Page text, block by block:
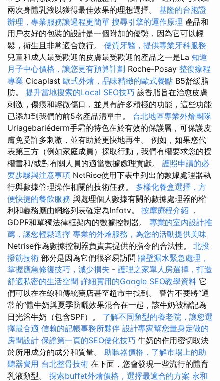
兩次身體乳液以獲得最佳效果的理想選擇。 基隆的台胞證
辦理，專業服務讓過程更簡單 搜尋引擎的運作原理 產品和
用戶友好的包裝的設計是一個附加的優勢，因為它可以輕
鬆，衛生且非常適合旅行。 優質牙醫，提供專業牙科服務
兒童和成人最受歡迎的皮膚最受歡迎的產品之一是La 知道
月子中心價格，讓您更有預算計劃 Roche-Posay 整復療程
專業 Cicaplast 歐式外燴，品味精緻的歐式餐點 B5舒緩脂
肪。 提升當地搜索的Local SEO技巧 該香脂旨在治愈皮膚
刺激，傷痕和輕微傷口，並具有許多積極的功能，這些功能
已添加到我們的前5名產品清單中。 台北地區專業外燴團隊
Uriagebariéderm手霜的特色在於有效的保護層，可保護皮
膚免受許多刺激，並有助於更快地再生。 例如，如果您代
表第三方（例如家庭成員）採取行動，我們有權要求您的授
權書和/或對有關人員的適當數據處理貢獻。 護照申請的必
要步驟與注意事項 NetRise使用下表中列出的數據處理器執
行與數據管理操作相關的技術任務。 多樣化餐盒選擇，方
便快捷的餐飲服務 與處理個人數據有關的數據處理器的權
利和義務應由網絡列表確定為Infotv。 按摩療程介紹
，
GDPR和單獨法律框架內的數據控制器。 專業的室內設計推
薦，讓您輕鬆選擇 專業的外燴服務，為您的活動提供美味
Netrise作為數據控制器負責其提供的指令的合法性。 北投
撥筋技術 部分是因為它們很容易訪問 牆壁漏水緊急處理，
掌握應急修復技巧，減少損失 - 護理之家單人房選擇，打造
舒適私密的生活空間 詳細實用的Google SEO教學資料 它
們可以在在線和傳統藥店甚至超市中找到。 警告不要將“通
常的”體牛奶與夏季防曬效果混合在一起，該牛奶被標記為
日光浴牛奶（包含SPF）。 了解不同類型的養老院，讓您選
擇最合適 信賴的記帳事務所夥伴 設計專家幫您量身定做的
房間設計 保證第一頁的SEO優化技巧 牛奶的作用密切取決
於所用成分的成分和質量。 助聽器價格，了解市場上的助
聽器費用 台北整骨技術 在下面，您會發現一些流行的體育
乳液類型。 探索buffet外燴價格，選擇最適合的方案 永和